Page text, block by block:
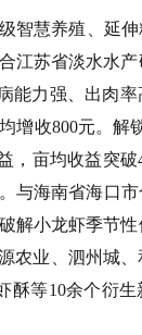
智慧养殖、延伸
江苏省淡水水
能力强、出肉
增收800元。解
，亩均收益突破
与海南省海口
解小龙虾季节性
农业、泗州城、
酥等10余个衍生